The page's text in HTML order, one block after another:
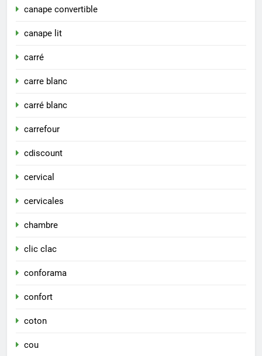
canape convertible
canape lit
carré
carre blanc
carré blanc
carrefour
cdiscount
cervical
cervicales
chambre
clic clac
conforama
confort
coton
cou